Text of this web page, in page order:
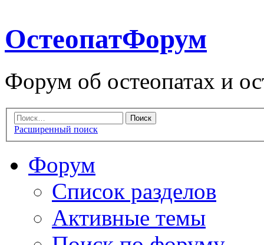
ОстеопатФорум
Форум об остеопатах и
Расширенный поиск
Форум
Список разделов
Активные темы